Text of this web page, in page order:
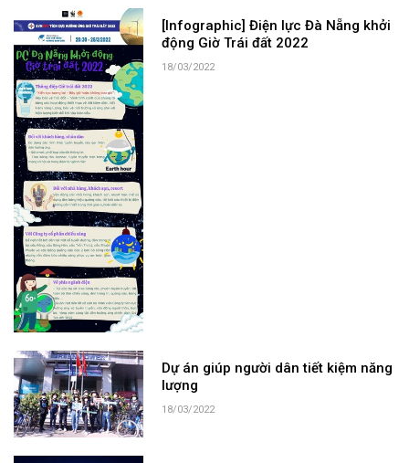
[Infographic] Điện lực Đà Nẵng khởi
động Giờ Trái đất 2022
18/03/2022
Dự án giúp người dân tiết kiệm năng
lượng
18/03/2022